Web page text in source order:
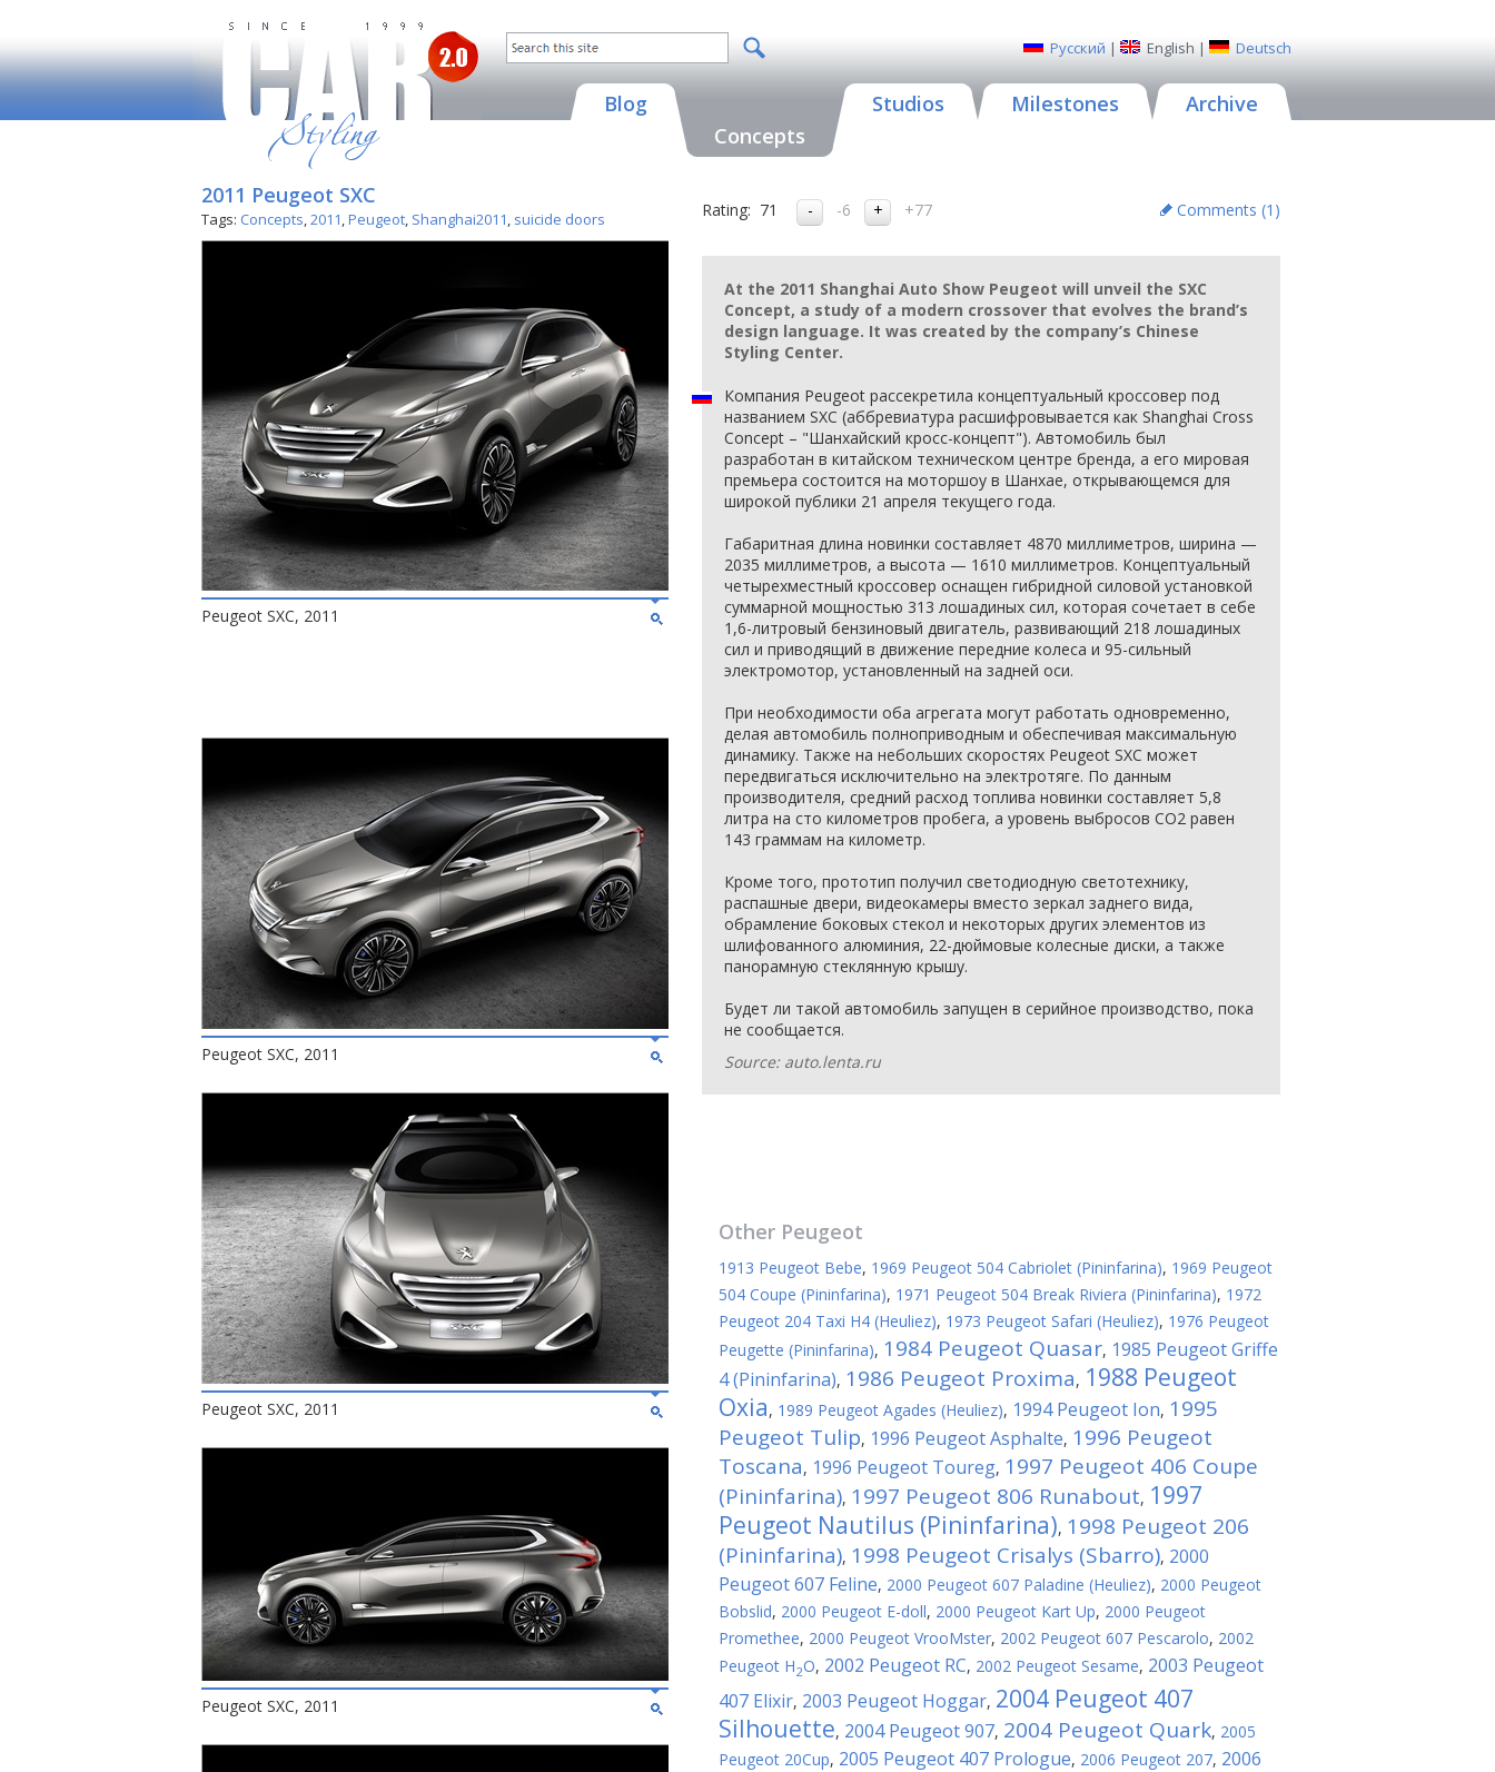
Русский | English | Deutsch
Blog
Concepts
Studios Milestones Archive
2011 Peugeot SXC
Tags: Concepts,2011,Peugeot, Shanghai2011, suicide doors
Peugeot SXC, 2011
Peugeot SXC, 2011
Peugeot SXC, 2011
Peugeot SXC, 2011
Rating: 71 -6 +77 Comments (1 )
At the 2011 Shanghai Auto Show Peugeot will unveil the SXC
Concept, a study of a modern crossover that evolves the brand’s
design language. It was created by the company’s Chinese
Styling Center.
Компания Peugeot рассекретила концептуальный кроссовер под
названием SXC (аббревиатура расшифровывается как Shanghai Cross
Concept – "Шанхайский кросс-концепт"). Автомобиль был
разработан в китайском техническом центре бренда, а его мировая
премьера состоится на моторшоу в Шанхае, открывающемся для
широкой публики 21 апреля текущего года.
Габаритная длина новинки составляет 4870 миллиметров, ширина —
2035 миллиметров, а высота — 1610 миллиметров. Концептуальный
четырехместный кроссовер оснащен гибридной силовой установкой
суммарной мощностью 313 лошадиных сил, которая сочетает в себе
1,6-литровый бензиновый двигатель, развивающий 218 лошадиных
сил и приводящий в движение передние колеса и 95-сильный
электромотор, установленный на задней оси.
При необходимости оба агрегата могут работать одновременно,
делая автомобиль полноприводным и обеспечивая максимальную
динамику. Также на небольших скоростях Peugeot SXC может
передвигаться исключительно на электротяге. По данным
производителя, средний расход топлива новинки составляет 5,8
литра на сто километров пробега, а уровень выбросов CO2 равен
143 граммам на километр.
Кроме того, прототип получил светодиодную светотехнику,
распашные двери, видеокамеры вместо зеркал заднего вида,
обрамление боковых стекол и некоторых других элементов из
шлифованного алюминия, 22-дюймовые колесные диски, а также
панорамную стеклянную крышу.
Будет ли такой автомобиль запущен в серийное производство, пока
не сообщается.
Source: auto.lenta.ru
Other Peugeot
1913 Peugeot Bebe, 1969 Peugeot 504 Cabriolet (Pininfarina), 1969 Peugeot
504 Coupe (Pininfarina), 1971 Peugeot 504 Break Riviera (Pininfarina), 1972
Peugeot 204 Taxi H4 (Heuliez), 1973 Peugeot Safari (Heuliez), 1976 Peugeot
Peugette (Pininfarina), 1984 Peugeot Quasar, 1985 Peugeot Griffe
4 (Pininfarina), 1986 Peugeot Proxima, 1988 Peugeot
Oxia, 1989 Peugeot Agades (Heuliez), 1994 Peugeot Ion, 1995
Peugeot Tulip, 1996 Peugeot Asphalte, 1996 Peugeot
Toscana, 1996 Peugeot Toureg, 1997 Peugeot 406 Coupe
(Pininfarina), 1997 Peugeot 806 Runabout, 1997
Peugeot Nautilus (Pininfarina), 1998 Peugeot 206
(Pininfarina), 1998 Peugeot Crisalys (Sbarro), 2000
Peugeot 607 Feline, 2000 Peugeot 607 Paladine (Heuliez), 2000 Peugeot
Bobslid, 2000 Peugeot E-doll, 2000 Peugeot Kart Up, 2000 Peugeot
Promethee, 2000 Peugeot VrooMster, 2002 Peugeot 607 Pescarolo, 2002
Peugeot H2O, 2002 Peugeot RC, 2002 Peugeot Sesame, 2003 Peugeot
407 Elixir, 2003 Peugeot Hoggar, 2004 Peugeot 407
Silhouette, 2004 Peugeot 907, 2004 Peugeot Quark, 2005
Peugeot 20Cup, 2005 Peugeot 407 Prologue, 2006 Peugeot 207, 2006